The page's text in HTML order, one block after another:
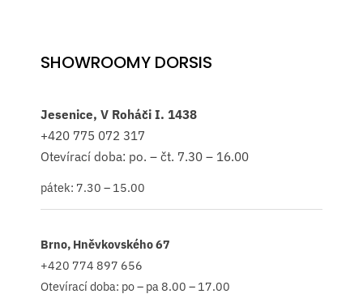
SHOWROOMY DORSIS
Jesenice, V Roháči I. 1438
+420 775 072 317
Otevírací doba: po. – čt. 7.30 – 16.00
pátek: 7.30 – 15.00
Brno, Hněvkovského 67
+420 774 897 656
Otevírací doba: po – pa 8.00 – 17.00